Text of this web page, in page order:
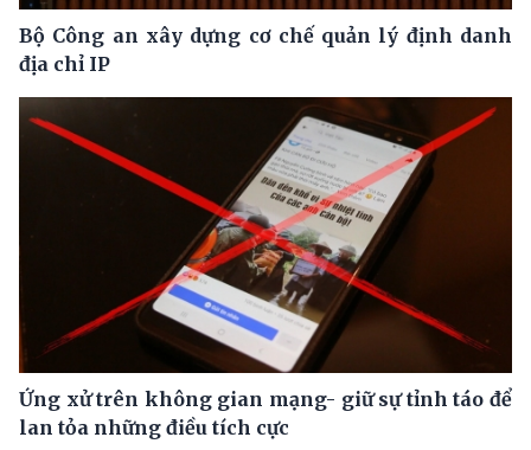
Bộ Công an xây dựng cơ chế quản lý định danh
địa chỉ IP
Ứng xử trên không gian mạng- giữ sự tỉnh táo để
lan tỏa những điều tích cực